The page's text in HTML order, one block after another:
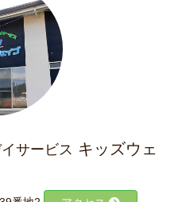
サービス キッズウェ